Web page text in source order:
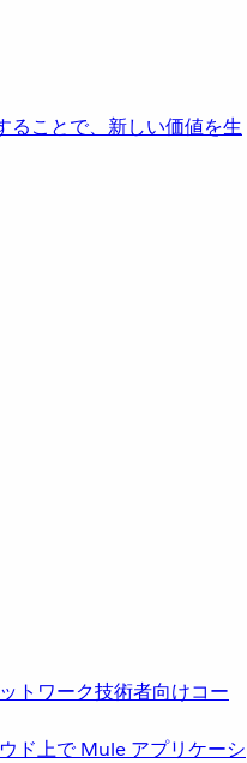
ることで、新しい価値を生
トワーク技術者向けコー
ド上で Mule アプリケーシ